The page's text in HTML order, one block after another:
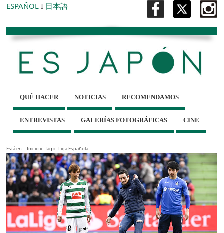
ESPAÑOL I 日本語
QUÉ HACER NOTICIAS RECOMENDAMOS
ENTREVISTAS GALERÍAS FOTOGRÁFICAS CINE
Está en : Inicio» Tag » Liga Española